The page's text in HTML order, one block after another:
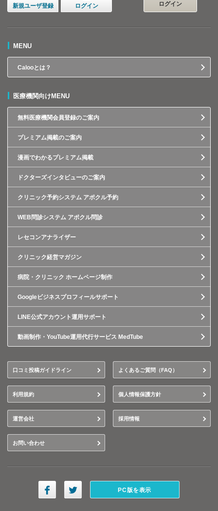
新規ユーザ登録 ログイン
ログイン
MENU
Calooとは？
医療機関向けMENU
無料医療機関会員登録のご案内
プレミアム掲載のご案内
漫画でわかるプレミアム掲載
ドクターズインタビューのご案内
クリニック予約システム アポクル予約
WEB問診システム アポクル問診
レセコンアナライザー
クリニック経営マガジン
病院・クリニック ホームページ制作
Googleビジネスプロフィールサポート
LINE公式アカウント運用サポート
動画制作・YouTube運用代行サービス MedTube
口コミ投稿ガイドライン よくあるご質問（FAQ）
利用規約 個人情報保護方針
運営会社 採用情報
お問い合わせ
PC版を表示